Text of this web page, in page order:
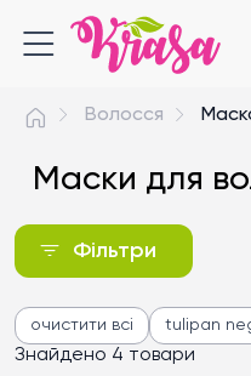
Волосся
Маски для
Фільтри
Знайдено 4 товари
очистити всі tulipan